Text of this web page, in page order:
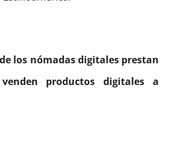
los nómadas digitales prestan
productos digitales a